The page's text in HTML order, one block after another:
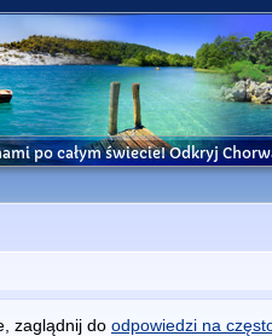
po całym świecie! Odkryj
zaglądnij do odpowiedzi na